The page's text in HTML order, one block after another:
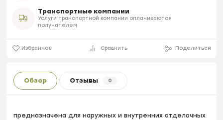
Транспортные компании
Услуги транспортной компании оплачиваются
получателем
Избранное Сравнить Поделиться
Обзор Отзывы 0
предназначена для наружных и внутренних отделочных